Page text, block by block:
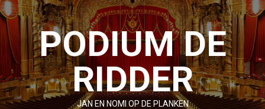
Ga
naar
de
inhoud
PODIUM DE
RIDDER
JAN EN NOMI OP DE PLANKEN